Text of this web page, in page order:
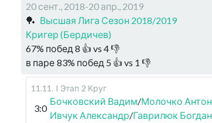
20 сент., 2018-20 апр., 2019
🏓 Высшая Лига Сезон 2018/2019
Кригер (Бердичев)
67% побед 8 👍 vs 4👎
в паре 83% побед 5 👍 vs 1 👎
11.11 . I Этап 2 Круг
3:0
Бочковский Вадим/Молочко Антон
Ивчук Александр/Гаврилюк Богдан